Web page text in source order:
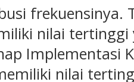
frekuensinya.
nilai
Implementasi
nilai